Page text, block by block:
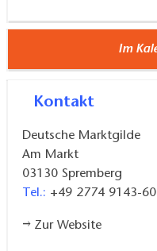
16 Uhr erfolgen.
Im
Kontakt
Deutsche Marktgilde
Am Markt
03130 Spremberg
Tel.: +49 2774 9143-
Zur Website